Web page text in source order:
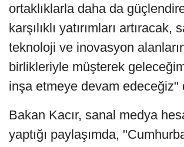
ortaklıklarla daha da
karşılıklı yatırımları artıracak,
teknoloji ve inovasyon
birlikleriyle müşterek
inşa etmeye devam edeceğiz"
Bakan Kacır, sanal medya
yaptığı paylaşımda,